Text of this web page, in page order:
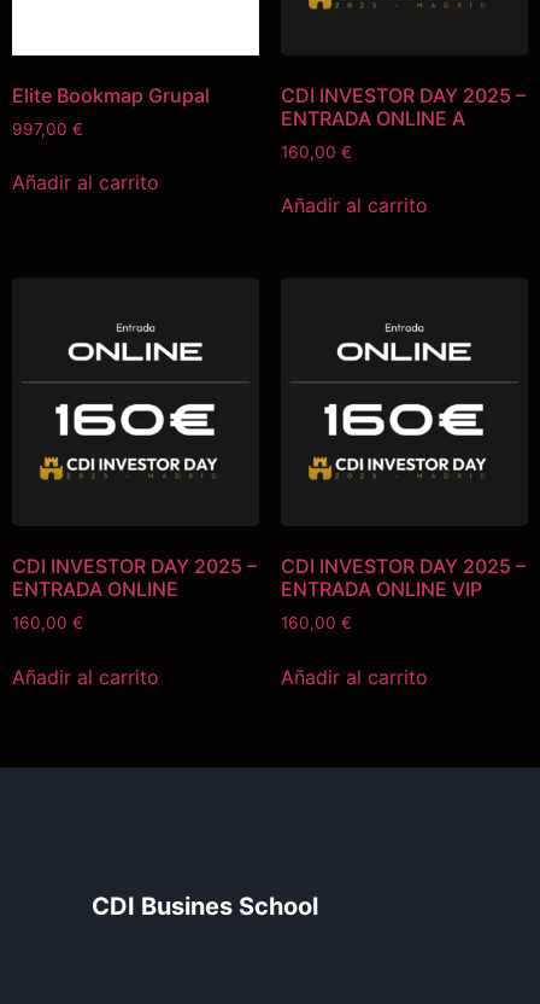
Elite Bookmap Grupal
997,00 €
Añadir al carrito
CDI INVESTOR DAY 2025 –
ENTRADA ONLINE A
160,00 €
Añadir al carrito
CDI INVESTOR DAY 2025 –
ENTRADA ONLINE
160,00 €
Añadir al carrito
CDI INVESTOR DAY 2025 –
ENTRADA ONLINE VIP
160,00 €
Añadir al carrito
CDI Busines School